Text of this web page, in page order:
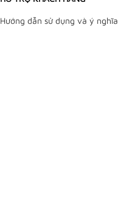
Hướng dẫn sử dụng và ý nghĩa